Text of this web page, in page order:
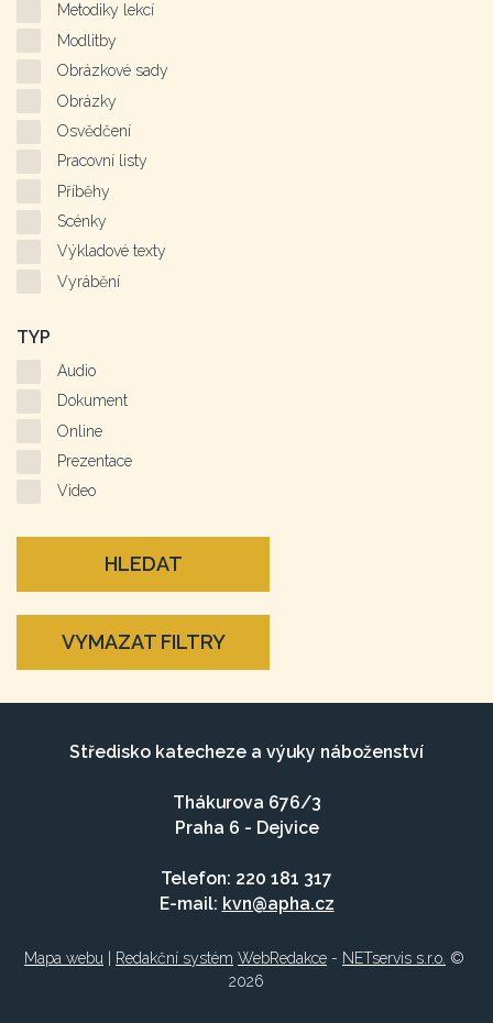
Metodiky lekcí
Modlitby
Obrázkové sady
Obrázky
Osvědčení
Pracovní listy
Příběhy
Scénky
Výkladové texty
Vyrábění
TYP
Audio
Dokument
Online
Prezentace
Video
HLEDAT
VYMAZAT FILTRY
Středisko katecheze a výuky náboženství
Thákurova 676/3
Praha 6 - Dejvice
Telefon: 220 181 317
E-mail: kvn@apha.cz
Mapa webu Redakční systém WebRedakce - NETservis s.r.o. ©
2026